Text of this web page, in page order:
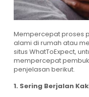
Mempercepat proses
alami di rumah atau
situs WhatToExpect,
mempercepat
penjelasan berikut.
1. Sering Berjalan